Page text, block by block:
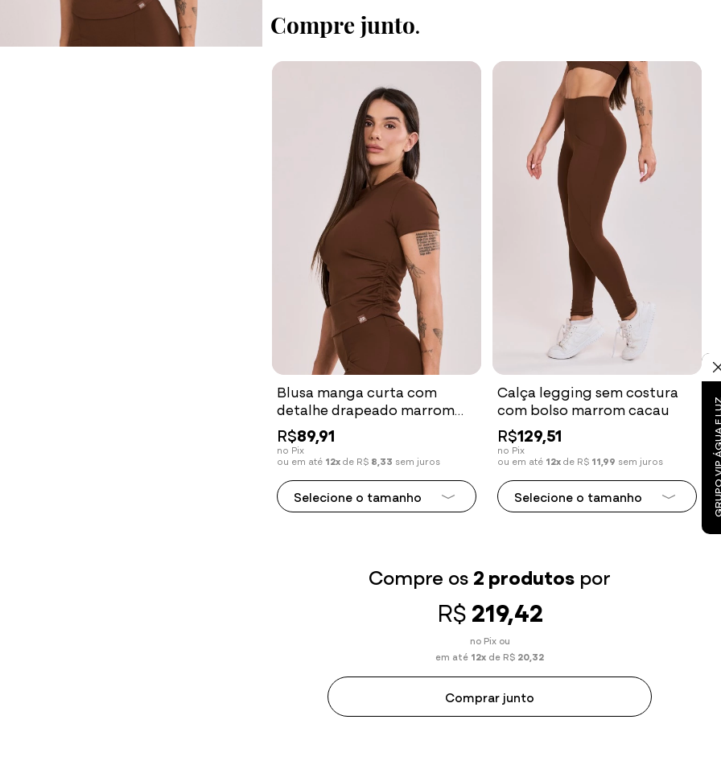
Compre junto
Blusa manga curta com
detalhe drapeado marrom
cacau
R$89,91
no Pix
ou em até 12xde R$ 8,33 sem juros
Selecione o tamanho
Calça legging sem costura
com bolso marrom cacau
R$129,51
no Pix
ou em até 12xde R$ 11,99 sem juros
Selecione o tamanho
Tamanho GG
Compre os 2 produtos por
R$219,42
no Pix ou
em até 12x de R$ 20,32
Comprar junto
GRUPO